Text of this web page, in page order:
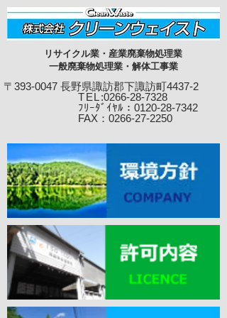
リサイクル業・産業廃棄物処理業
一般廃棄物処理業・解体工事業
〒393-0047 長野県諏訪郡下諏訪町4437-2
TEL :0266-28-7328
ﾌﾘｰﾀﾞｲﾔﾙ：0120-28-7342
​ FAX：0266-27-2250